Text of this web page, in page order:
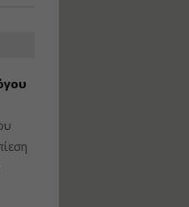
Αναστασία Μητρακάκη